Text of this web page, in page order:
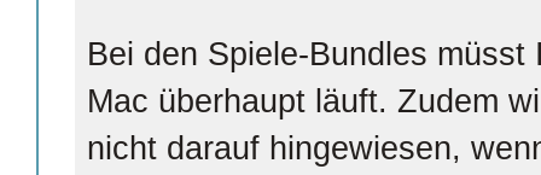
Bei den Spiele-Bundles
Mac überhaupt läuft. Zudem
nicht darauf hingewiesen,